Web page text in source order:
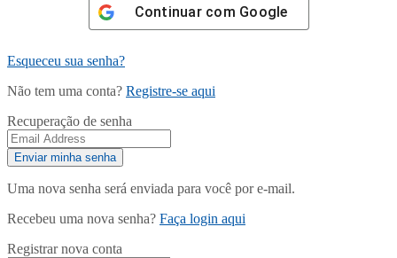
Continuar com Google
Esqueceu sua senha?
Não tem uma conta? Registre-se aqui
Recuperação de senha
Uma nova senha será enviada para você por e-mail.
Recebeu uma nova senha? Faça login aqui
Registrar nova conta